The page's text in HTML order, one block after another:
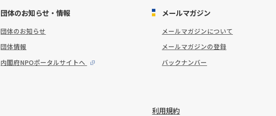
団体のお知らせ・情報
団体のお知らせ
団体情報
内閣府NPOポータルサイトへ
メールマガジン
メールマガジンについて
メールマガジンの登録
バックナンバー
利用規約